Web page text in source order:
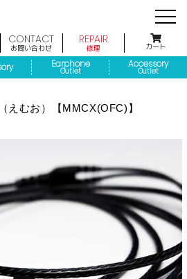
CONTACT
お問い合わせ
REPAIR
修理 カート
Earphone
Outlet
Accessory
Outlet
えむお）【MMCX(OFC)】